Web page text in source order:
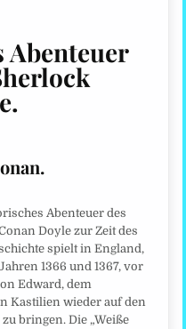
.
Abenteuer des
Doyle zur Zeit des
spielt in England,
1366 und 1367, vor
Edward, dem
Kastilien wieder auf den
bringen. Die „Weiße